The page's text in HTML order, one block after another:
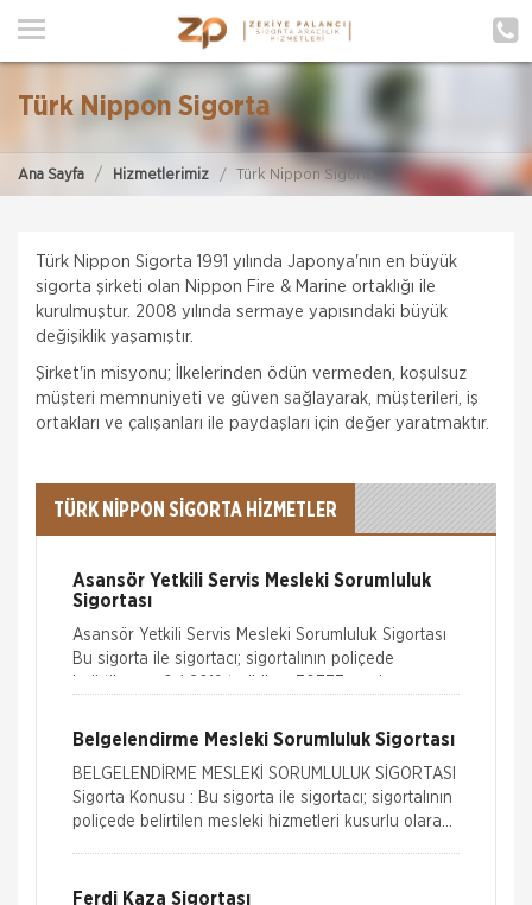
ANA SAYFA
POLIÇE HATIRLAT
MÜŞTERI GIRIŞI
TEKLİF AL
Türk Nippon Sigorta
Ana Sayfa Hizmetlerimiz Türk Nippon Sigorta
Türk Nippon Sigorta 1991 yılında Japonya'nın en büyük
sigorta şirketi olan Nippon Fire & Marine ortaklığı ile
kurulmuştur. 2008 yılında sermaye yapısındaki büyük
değişiklik yaşamıştır.
Şirket'in misyonu; İlkelerinden ödün vermeden, koşulsuz
müşteri memnuniyeti ve güven sağlayarak, müşterileri, iş
ortakları ve çalışanları ile paydaşları için değer yaratmaktır.
TÜRK NIPPON SIGORTA HİZMETLER
Asansör Yetkili Servis Mesleki Sorumluluk
Sigortası
Asansör Yetkili Servis Mesleki Sorumluluk Sigortası
Bu sigorta ile sigortacı; sigortalının poliçede
Belgelendirme Mesleki Sorumluluk Sigortası
BELGELENDİRME MESLEKİ SORUMLULUK SİGORTASI
Sigorta Konusu : Bu sigorta ile sigortacı; sigortalının
poliçede belirtilen mesleki hizmetleri kusurlu olarak
Ferdi Kaza Sigortası